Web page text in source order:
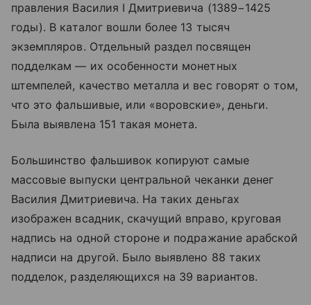
правления Василия I Дмитриевича (1389−1425
годы). В каталог вошли более 13 тысяч
экземпляров. Отдельный раздел посвящен
подделкам — их особенности монетных
штемпелей, качество металла и вес говорят о том,
что это фальшивые, или «воровские», деньги.
Была выявлена 151 такая монета.
Большинство фальшивок копируют самые
массовые выпуски центральной чеканки денег
Василия Дмитриевича. На таких деньгах
изображен всадник, скачущий вправо, круговая
надпись на одной стороне и подражание арабской
надписи на другой. Было выявлено 88 таких
подделок, разделяющихся на 39 вариантов.